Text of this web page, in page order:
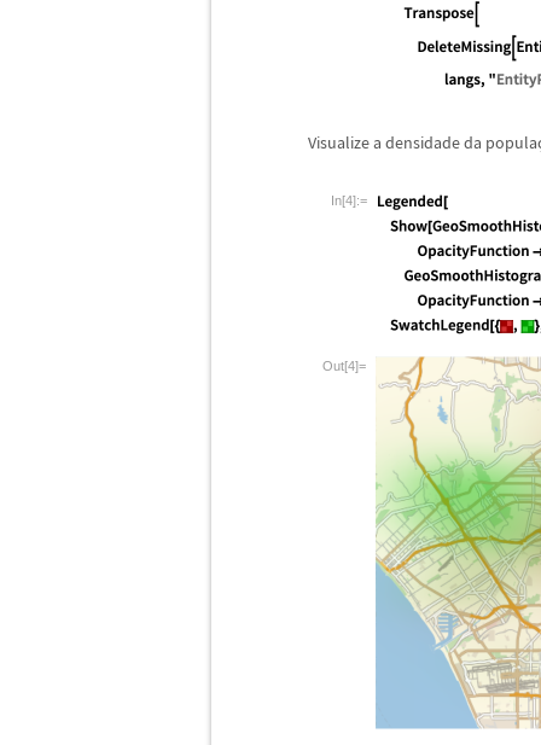
Visualize a densidade da popula
In[4]:=
Out[4]=